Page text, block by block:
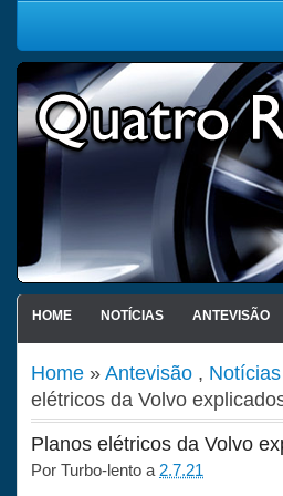
HOME NOTÍCIAS ANTEVISÃO
Home »Antevisão , Notícias
elétricos da Volvo
Planos elétricos da Volvo
Por Turbo-lento a 2.7.21